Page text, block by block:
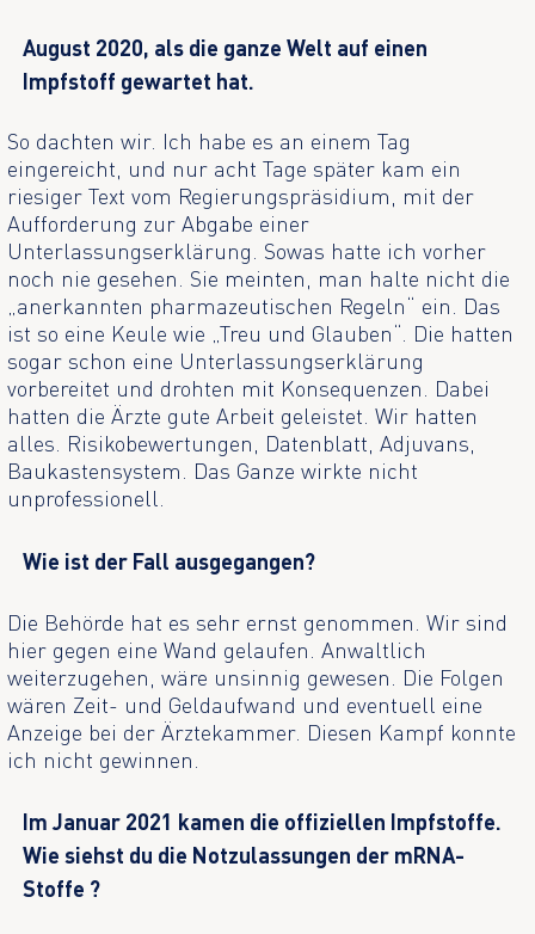
August 2020, als die ganze Welt auf einen
Impfstoff gewartet hat.
So dachten wir. Ich habe es an einem Tag
eingereicht, und nur acht Tage später kam ein
riesiger Text vom Regierungspräsidium, mit der
Aufforderung zur Abgabe einer
Unterlassungserklärung. Sowas hatte ich vorher
noch nie gesehen. Sie meinten, man halte nicht die
„anerkannten pharmazeutischen Regeln“ ein. Das
ist so eine Keule wie „Treu und Glauben“. Die hatten
sogar schon eine Unterlassungserklärung
vorbereitet und drohten mit Konsequenzen. Dabei
hatten die Ärzte gute Arbeit geleistet. Wir hatten
alles. Risikobewertungen, Datenblatt, Adjuvans,
Baukastensystem. Das Ganze wirkte nicht
unprofessionell.
Wie ist der Fall ausgegangen?
Die Behörde hat es sehr ernst genommen. Wir sind
hier gegen eine Wand gelaufen. Anwaltlich
weiterzugehen, wäre unsinnig gewesen. Die Folgen
wären Zeit- und Geldaufwand und eventuell eine
Anzeige bei der Ärztekammer. Diesen Kampf konnte
ich nicht gewinnen.
Im Januar 2021 kamen die offiziellen Impfstoffe.
Wie siehst du die Notzulassungen der mRNA-
Stoffe ?